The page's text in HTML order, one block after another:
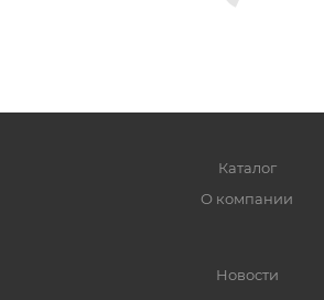
Каталог
О компании
Новости